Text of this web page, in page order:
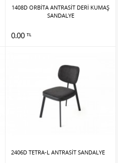
1408D ORBİTA ANTRASİT DERİ KUMAŞ
SANDALYE
0.00 TL
2406D TETRA-L ANTRASİT SANDALYE